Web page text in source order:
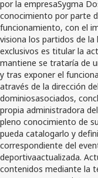
por la empresaSygma
conocimiento por parte
funcionamiento, con el
visiona los partidos de
exclusivos es titular la
mantiene se trataría de
y tras exponer el
através de la dirección
dominiosasociados,
propia administradora
pleno conocimiento de
pueda catalogarlo y
correspondiente del
deportivaactualizada.
contenidos mediante la